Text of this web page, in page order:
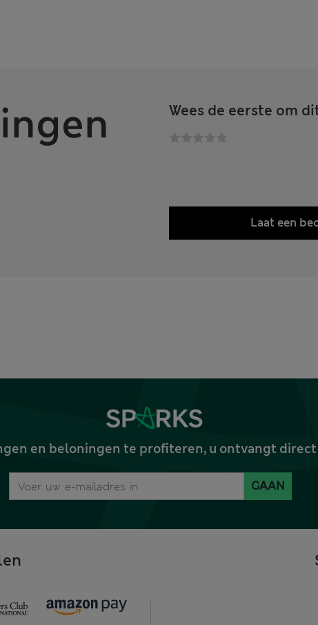
Wees de eerste om
Laat een
en beloningen te profiteren, u ontvangt
GAAN